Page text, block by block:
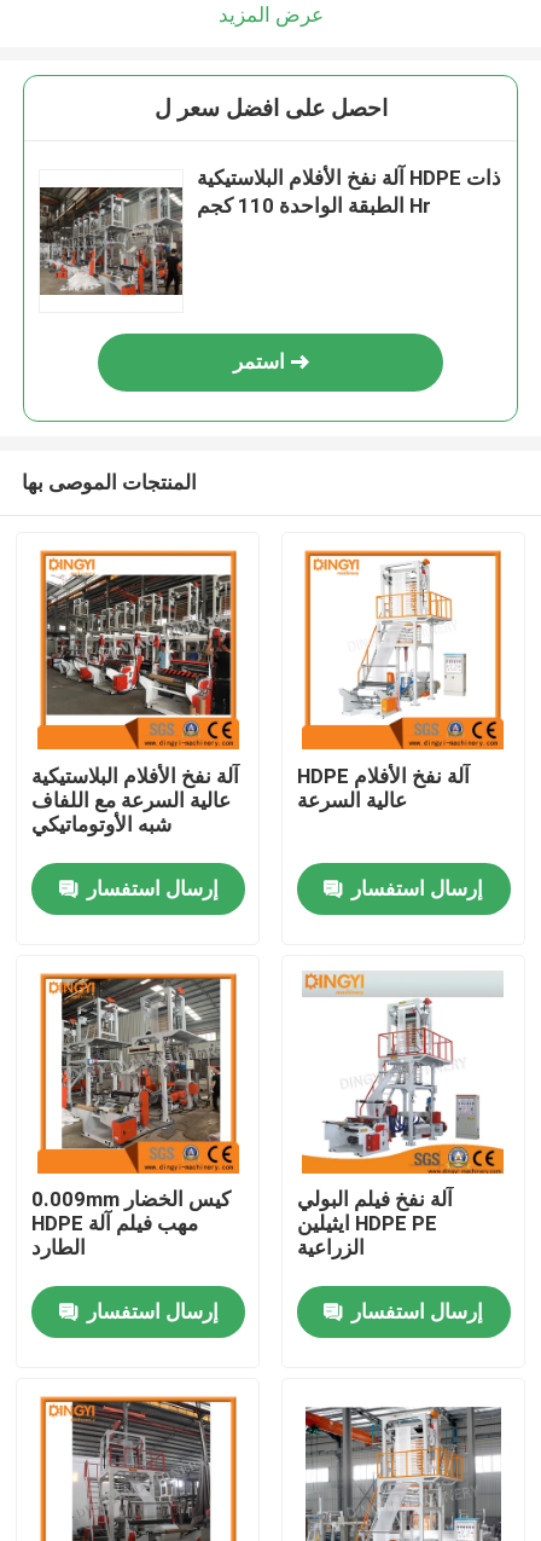
منزل
حول بنا
إتصال
المنتجات
آلة نفخ الفيلم
HDPE آلة نفخ الفيلم
آلة نفخ الأفلام البلاستيكية LDPE
آلة نفخ الفيلم أحادية الطبقة
آلة نفخ الفيلم متعدد الطبقات
عرض المزيد
احصل على افضل سعر ل
آلة نفخ الأفلام البلاستيكية HDPE ذات
الطبقة الواحدة 110 كجم Hr
استمر
المنتجات الموصى بها
آلة نفخ الأفلام البلاستيكية
عالية السرعة مع اللفاف
شبه الأوتوماتيكي
إرسال استفسار
HDPE آلة نفخ الأفلام
عالية السرعة
إرسال استفسار
0.009mm كيس الخضار
HDPE مهب فيلم آلة
الطارد
إرسال استفسار
آلة نفخ فيلم البولي
ايثيلين HDPE PE
الزراعية
إرسال استفسار